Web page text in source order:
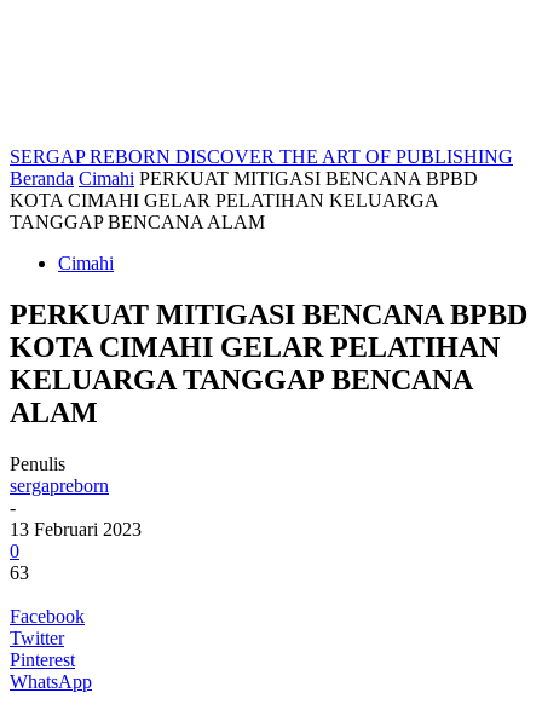
SERGAP REBORN DISCOVER THE ART OF PUBLISHING
Beranda Cimahi PERKUAT MITIGASI BENCANA BPBD
KOTA CIMAHI GELAR PELATIHAN KELUARGA
TANGGAP BENCANA ALAM
Cimahi
PERKUAT MITIGASI BENCANA BPBD
KOTA CIMAHI GELAR PELATIHAN
KELUARGA TANGGAP BENCANA
ALAM
Penulis
sergapreborn
-
13 Februari 2023
0
63
Facebook
Twitter
Pinterest
WhatsApp